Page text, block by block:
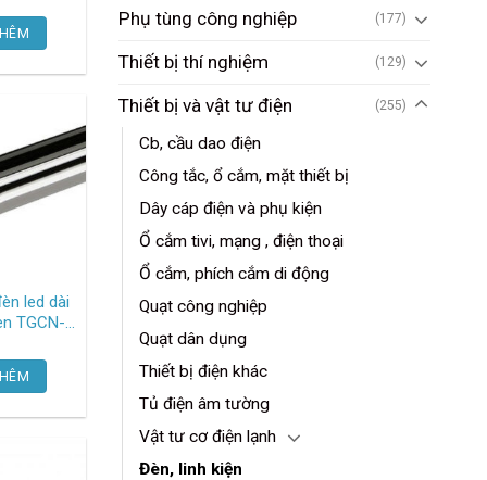
2846 ,5 mét/cuộn
led dài
Phụ tùng công nghiệp (177)
Thiết bị thí nghiệm (129)
Thiết bị và vật tư điện (255)
Cb, cầu dao điện
Công tắc, ổ cắm, mặt thiết bị
Dây cáp điện và phụ kiện
Ổ cắm tivi, mạng , điện thoại
Ổ cắm, phích cắm di động
Quạt công nghiệp
Quạt dân dụng
Thiết bị điện khác
Tủ điện âm tường
Vật tư cơ điện lạnh
Đèn, linh kiện